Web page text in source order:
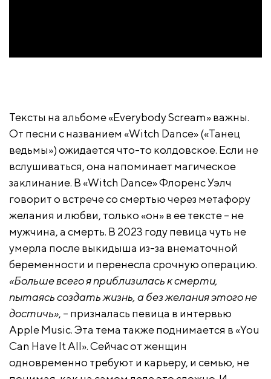
Тексты на альбоме «Everybody Scream» важны.
От песни с названием «Witch Dance» («Танец
ведьмы») ожидается что-то колдовское. Если не
вслушиваться, она напоминает магическое
заклинание. В «Witch Dance» Флоренс Уэлч
говорит о встрече со смертью через метафору
желания и любви, только «он» в ее тексте – не
мужчина, а смерть. В 2023 году певица чуть не
умерла после выкидыша из-за внематочной
беременности и перенесла срочную операцию.
«Больше всего я приблизилась к смерти,
пытаясь создать жизнь, а без желания этого не
достичь», – призналась певица в интервью
Apple Music. Эта тема также поднимается в «You
Can Have It All». Сейчас от женщин
одновременно требуют и карьеру, и семью, не